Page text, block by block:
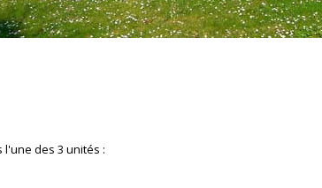
des 3 unités :